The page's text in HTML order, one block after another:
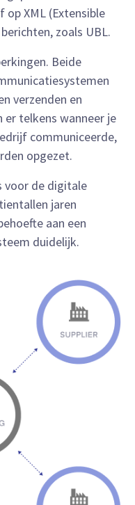
XML (Extensible
zoals UBL.
Beide
verzenden en
telkens wanneer je
communiceerde,
opgezet.
voor de digitale
jaren
aan een
duidelijk.